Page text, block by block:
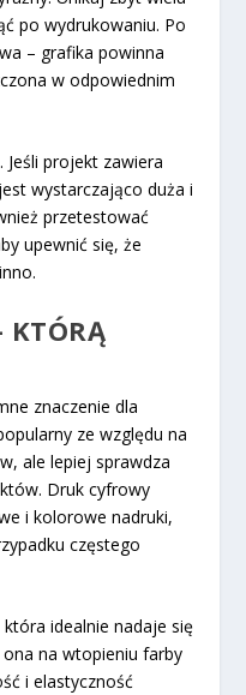
po wydrukowaniu. Po
– grafika powinna
w odpowiednim
projekt zawiera
wystarczająco duża i
przetestować
upewnić się, że
KTÓRĄ
znaczenie dla
ze względu na
ale lepiej sprawdza
Druk cyfrowy
i kolorowe nadruki,
częstego
idealnie nadaje się
na wtopieniu farby
i elastyczność